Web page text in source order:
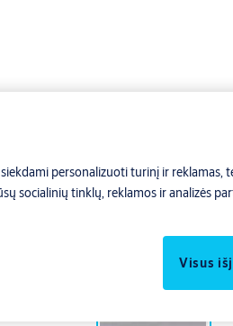
personalizuoti turinį ir
socialinių tinklų, reklamos ir analizės
Visus